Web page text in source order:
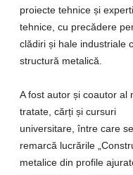
proiecte tehnice și
tehnice, cu precădere
clădiri și hale industriale
structură metalică.
A fost autor și coautor al
tratate, cărți și cursuri
universitare, între care se
remarcă lucrările
metalice din profile